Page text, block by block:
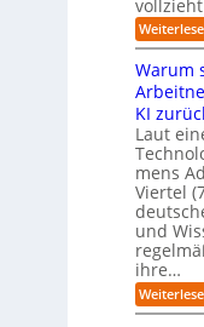
Warum
KI
Laut
mens
Viertel
und
ihre…